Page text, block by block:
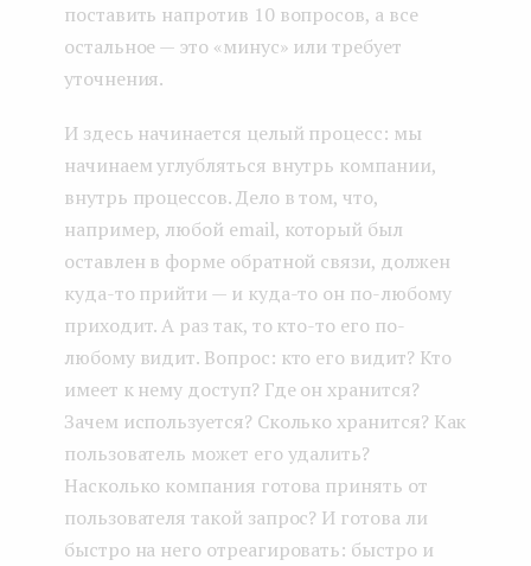
поставить напротив 10 вопросов, а все
остальное — это «минус» или требует
уточнения.
И здесь начинается целый процесс: мы
начинаем углубляться внутрь компании,
внутрь процессов. Дело в том, что,
например, любой email, который был
оставлен в форме обратной связи, должен
куда-то прийти — и куда-то он по-любому
приходит. А раз так, то кто-то его по-
любому видит. Вопрос: кто его видит? Кто
имеет к нему доступ? Где он хранится?
Зачем используется? Сколько хранится? Как
пользователь может его удалить?
Насколько компания готова принять от
пользователя такой запрос? И готова ли
быстро на него отреагировать: быстро и